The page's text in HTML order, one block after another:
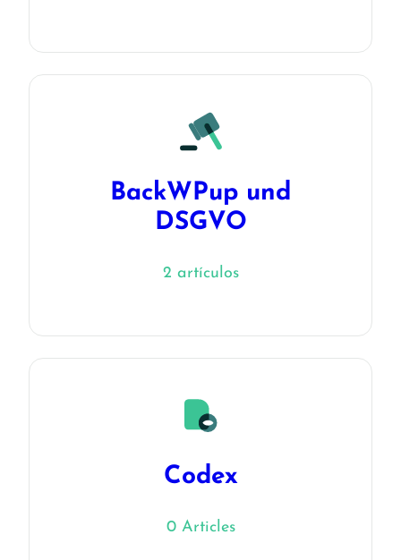
BackWPup und
DSGVO
2 artículos
Codex
0 Articles